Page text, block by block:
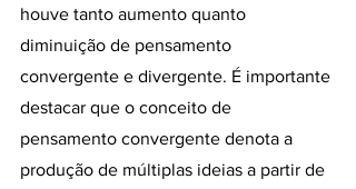
houve tanto aumento quanto
diminuição de pensamento
convergente e divergente. É importante
destacar que o conceito de
pensamento convergente denota a
produção de múltiplas ideias a partir de